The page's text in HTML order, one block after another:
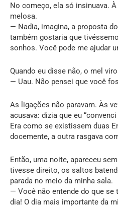
No começo, ela só insinuava.
melosa.
— Nadia, imagina, a proposta
também gostaria que
sonhos. Você pode me ajudar
Quando eu disse não, o mel
— Uau. Não pensei que você
As ligações não paravam. Às
acusava: dizia que eu
Era como se existissem duas
docemente, a outra rasgava
Então, uma noite, apareceu
tivesse direito, os saltos
parada no meio da minha sala.
— Você não entende do que se
dia! O dia mais importante da